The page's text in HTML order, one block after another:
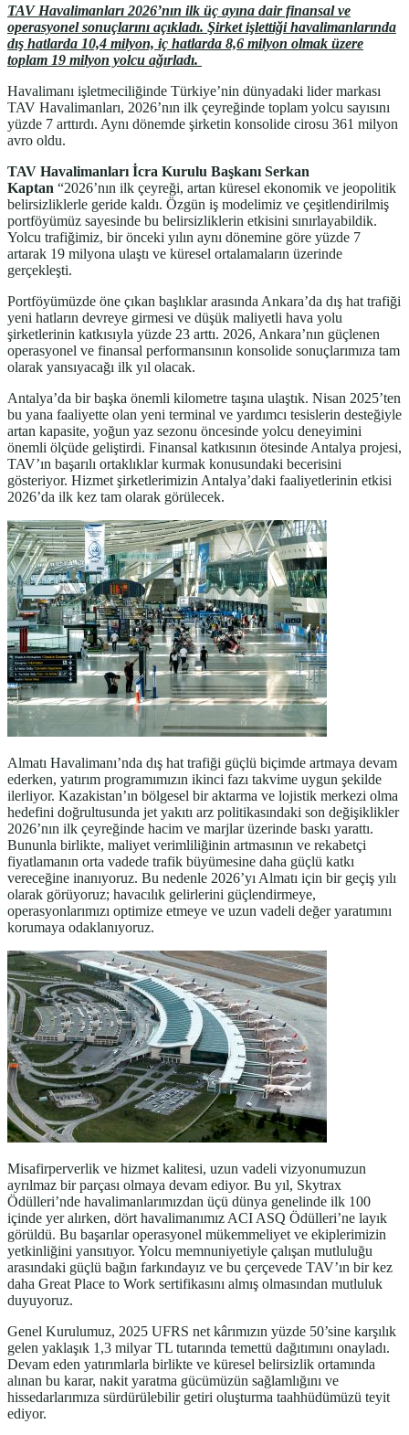
TAV Havalimanları 2026’nın ilk üç ayına dair finansal ve
operasyonel sonuçlarını açıkladı. Şirket işlettiği havalimanlarında
dış hatlarda 10,4 milyon, iç hatlarda 8,6 milyon olmak üzere
toplam 19 milyon yolcu ağırladı.
Havalimanı işletmeciliğinde Türkiye’nin dünyadaki lider markası
TAV Havalimanları, 2026’nın ilk çeyreğinde toplam yolcu sayısını
yüzde 7 arttırdı. Aynı dönemde şirketin konsolide cirosu 361 milyon
avro oldu.
TAV Havalimanları İcra Kurulu Başkanı Serkan
Kaptan “2026’nın ilk çeyreği, artan küresel ekonomik ve jeopolitik
belirsizliklerle geride kaldı. Özgün iş modelimiz ve çeşitlendirilmiş
portföyümüz sayesinde bu belirsizliklerin etkisini sınırlayabildik.
Yolcu trafiğimiz, bir önceki yılın aynı dönemine göre yüzde 7
artarak 19 milyona ulaştı ve küresel ortalamaların üzerinde
gerçekleşti.
Portföyümüzde öne çıkan başlıklar arasında Ankara’da dış hat trafiği
yeni hatların devreye girmesi ve düşük maliyetli hava yolu
şirketlerinin katkısıyla yüzde 23 arttı. 2026, Ankara’nın güçlenen
operasyonel ve finansal performansının konsolide sonuçlarımıza tam
olarak yansıyacağı ilk yıl olacak.
Antalya’da bir başka önemli kilometre taşına ulaştık. Nisan 2025’ten
bu yana faaliyette olan yeni terminal ve yardımcı tesislerin desteğiyle
artan kapasite, yoğun yaz sezonu öncesinde yolcu deneyimini
önemli ölçüde geliştirdi. Finansal katkısının ötesinde Antalya projesi,
TAV’ın başarılı ortaklıklar kurmak konusundaki becerisini
gösteriyor. Hizmet şirketlerimizin Antalya’daki faaliyetlerinin etkisi
2026’da ilk kez tam olarak görülecek.
Almatı Havalimanı’nda dış hat trafiği güçlü biçimde artmaya devam
ederken, yatırım programımızın ikinci fazı takvime uygun şekilde
ilerliyor. Kazakistan’ın bölgesel bir aktarma ve lojistik merkezi olma
hedefini doğrultusunda jet yakıtı arz politikasındaki son değişiklikler
2026’nın ilk çeyreğinde hacim ve marjlar üzerinde baskı yarattı.
Bununla birlikte, maliyet verimliliğinin artmasının ve rekabetçi
fiyatlamanın orta vadede trafik büyümesine daha güçlü katkı
vereceğine inanıyoruz. Bu nedenle 2026’yı Almatı için bir geçiş yılı
olarak görüyoruz; havacılık gelirlerini güçlendirmeye,
operasyonlarımızı optimize etmeye ve uzun vadeli değer yaratımını
korumaya odaklanıyoruz.
Misafirperverlik ve hizmet kalitesi, uzun vadeli vizyonumuzun
ayrılmaz bir parçası olmaya devam ediyor. Bu yıl, Skytrax
Ödülleri’nde havalimanlarımızdan üçü dünya genelinde ilk 100
içinde yer alırken, dört havalimanımız ACI ASQ Ödülleri’ne layık
görüldü. Bu başarılar operasyonel mükemmeliyet ve ekiplerimizin
yetkinliğini yansıtıyor. Yolcu memnuniyetiyle çalışan mutluluğu
arasındaki güçlü bağın farkındayız ve bu çerçevede TAV’ın bir kez
daha Great Place to Work sertifikasını almış olmasından mutluluk
duyuyoruz.
Genel Kurulumuz, 2025 UFRS net kârımızın yüzde 50’sine karşılık
gelen yaklaşık 1,3 milyar TL tutarında temettü dağıtımını onayladı.
Devam eden yatırımlarla birlikte ve küresel belirsizlik ortamında
alınan bu karar, nakit yaratma gücümüzün sağlamlığını ve
hissedarlarımıza sürdürülebilir getiri oluşturma taahhüdümüzü teyit
ediyor.